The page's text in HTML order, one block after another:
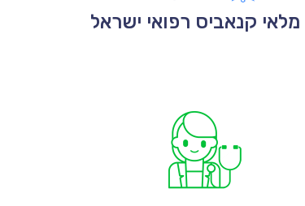
מלאי קנאביס רפואי ישראל